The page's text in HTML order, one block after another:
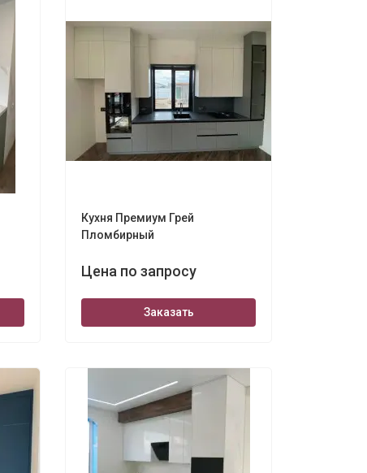
Кухня Премиум Грей
Пломбирный
Цена по запросу
Заказать